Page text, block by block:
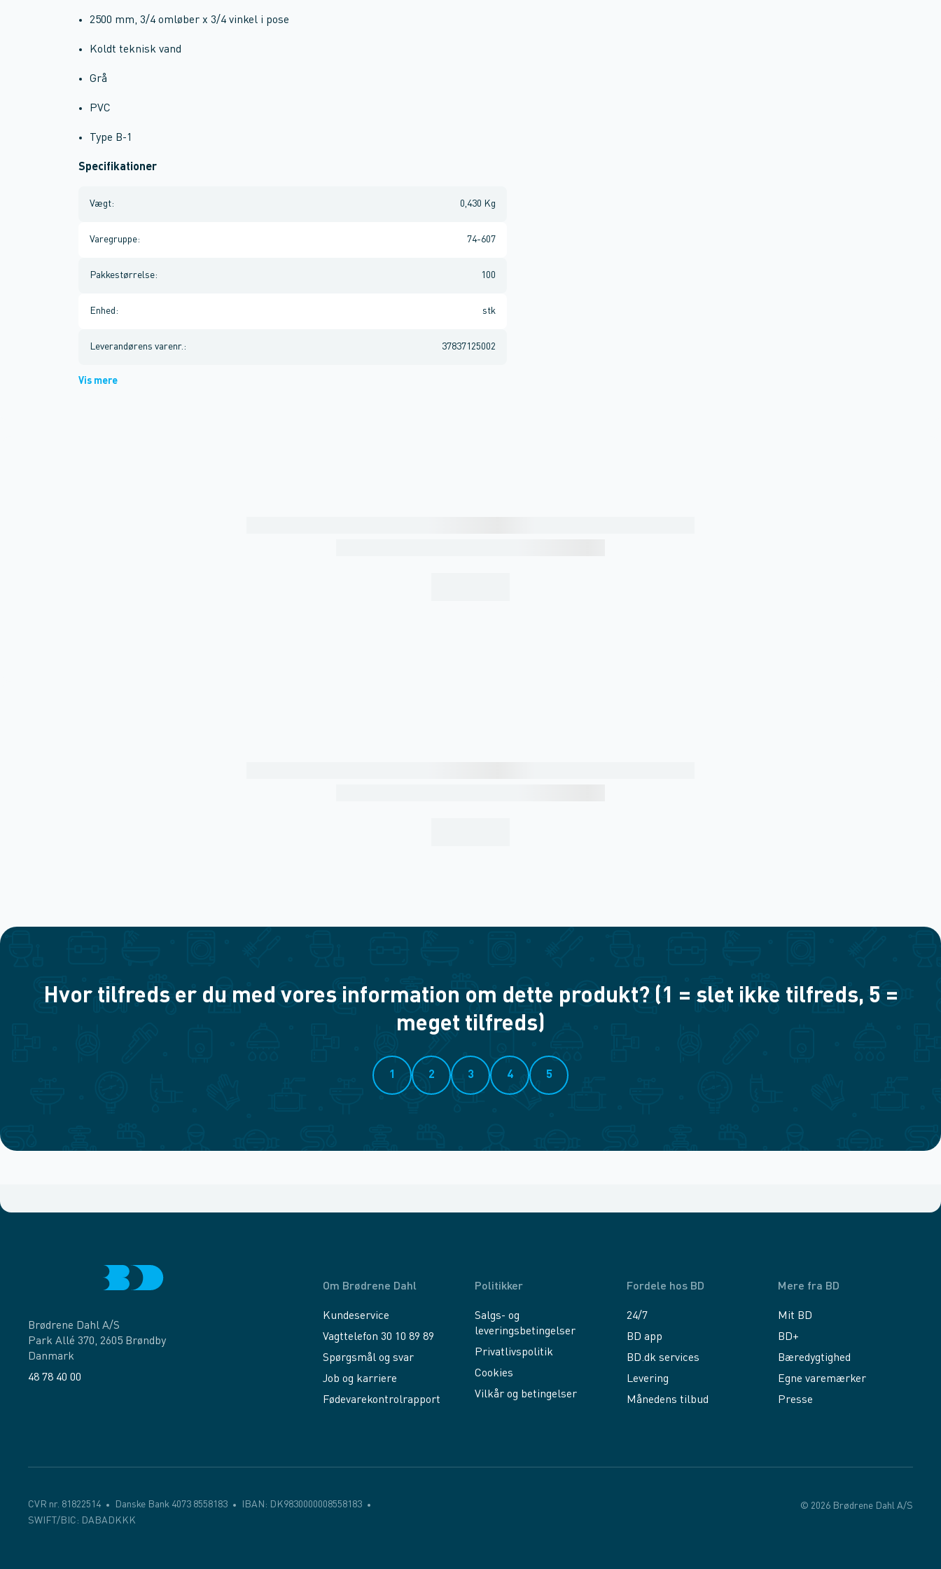
2500 mm, 3/4 omløber x 3/4 vinkel i pose
Koldt teknisk vand
Grå
PVC
Type B-1
Specifikationer
Vægt: 0,430 Kg
Varegruppe: 74-607
Pakkestørrelse: 100
Enhed : stk
Leverandørens varenr. : 37837125002
Vis mere
Hvor tilfreds er du med vores information om dette produkt? (1 = slet ikke tilfreds, 5 =
meget tilfreds)
1 2 3 4 5
Brødrene Dahl A/S
Park Allé 370, 2605 Brøndby
Danmark
48 78 40 00
Om Brødrene Dahl
Kundeservice
Vagttelefon 30 10 89 89
Spørgsmål og svar
Job og karriere
Fødevarekontrolrapport
Politikker
Salgs- og
leveringsbetingelser
Privatlivspolitik
Cookies
Vilkår og betingelser
Fordele hos BD
24/7
BD app
BD.dk services
Levering
Månedens tilbud
Mere fra BD
Mit BD
BD+
Bæredygtighed
Egne varemærker
Presse
CVR nr. 81822514 Danske Bank 4073 8558183
IBAN: DK9830000008558183
SWIFT/BIC: DABADKKK
© 2026 Brødrene Dahl A/S